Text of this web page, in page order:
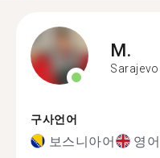
M.
Sarajevo
구사언어
보스니아어 영어